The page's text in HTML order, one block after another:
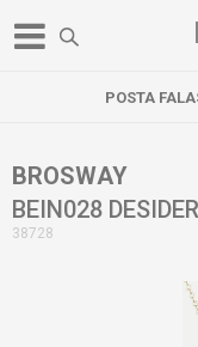
POSTA
BROSWAY
BEIN028
38728